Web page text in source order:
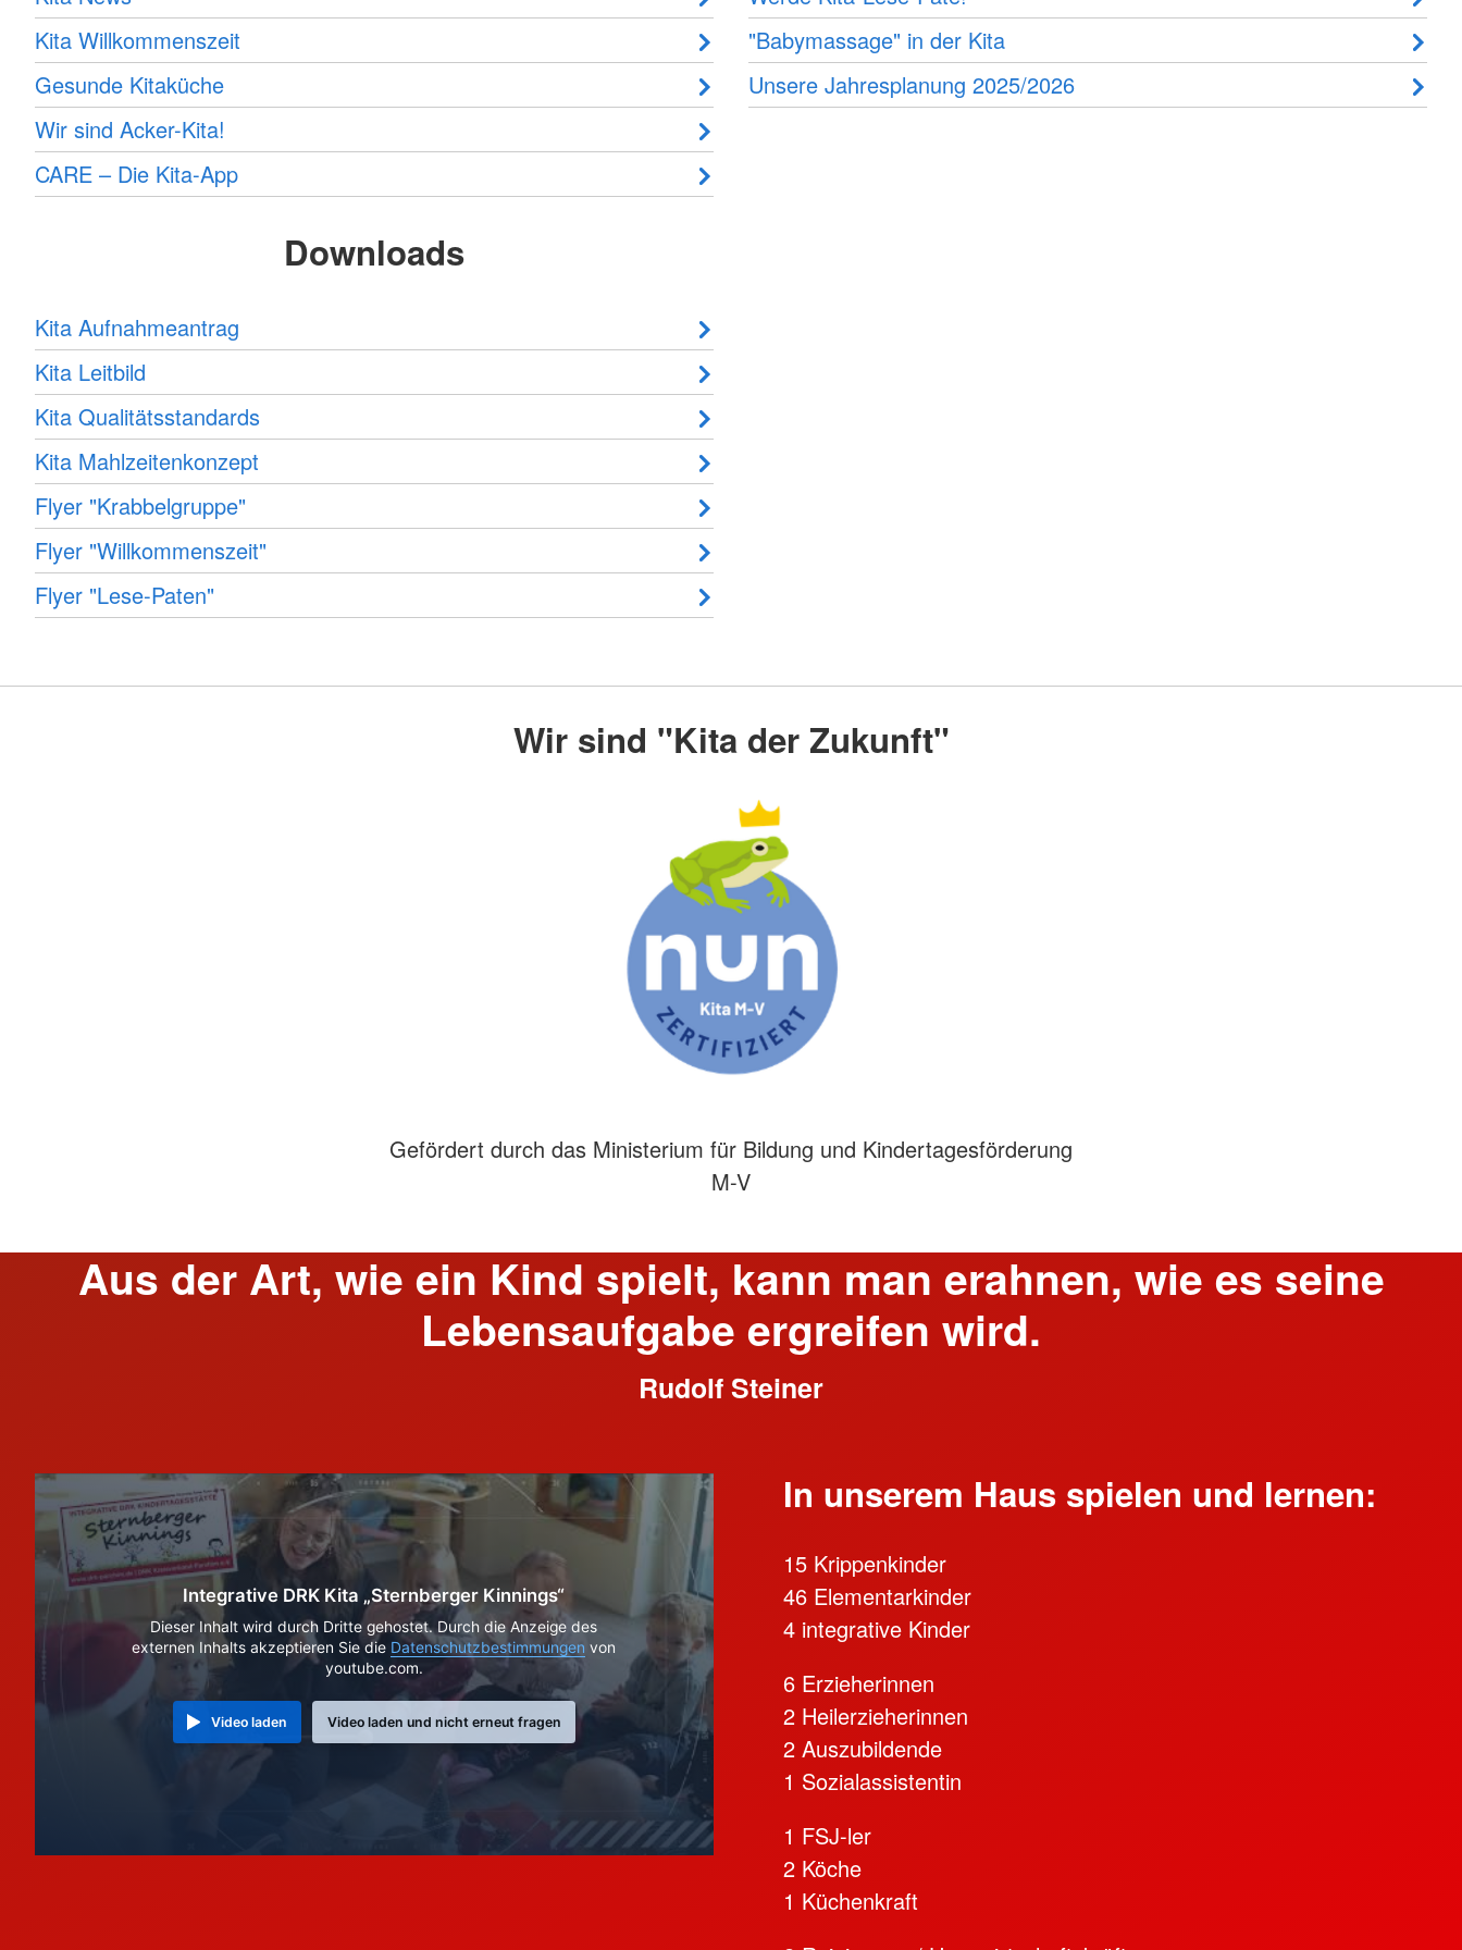
Kita Willkommenszeit
Gesunde Kitaküche
Wir sind Acker-Kita!
CARE – Die Kita-App
"Babymassage" in der Kita
Unsere Jahresplanung 2025/2026
Downloads
Kita Aufnahmeantrag
Kita Leitbild
Kita Qualitätsstandards
Kita Mahlzeitenkonzept
Flyer "Krabbelgruppe"
Flyer "Willkommenszeit"
Flyer "Lese-Paten"
Wir sind "Kita der Zukunft"
Gefördert durch das Ministerium für Bildung und Kindertagesförderung
M-V
Aus der Art, wie ein Kind spielt, kann man erahnen, wie es seine
Lebensaufgabe ergreifen wird.
Rudolf Steiner
Integrative DRK Kita „Sternberger Kinnings“
Dieser Inhalt wird durch Dritte gehostet. Durch die Anzeige des
externen Inhalts akzeptieren Sie die Datenschutzbestimmungen von
youtube.com.
Video laden Video laden und nicht erneut fragen
In unserem Haus spielen und lernen:
15 Krippenkinder
46 Elementarkinder
4 integrative Kinder
6 Erzieherinnen
2 Heilerzieherinnen
2 Auszubildende
1 Sozialassistentin
1 FSJ-ler
2 Köche
1 Küchenkraft